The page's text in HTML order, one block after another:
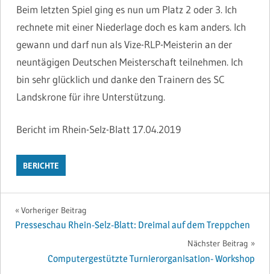
Beim letzten Spiel ging es nun um Platz 2 oder 3. Ich
rechnete mit einer Niederlage doch es kam anders. Ich
gewann und darf nun als Vize-RLP-Meisterin an der
neuntägigen Deutschen Meisterschaft teilnehmen. Ich
bin sehr glücklich und danke den Trainern des SC
Landskrone für ihre Unterstützung.
Bericht im Rhein-Selz-Blatt 17.04.2019
BERICHTE
Beitragsnavigation
Vorheriger Beitrag
Presseschau Rhein-Selz-Blatt: Dreimal auf dem Treppchen
Nächster Beitrag
Computergestützte Turnierorganisation- Workshop